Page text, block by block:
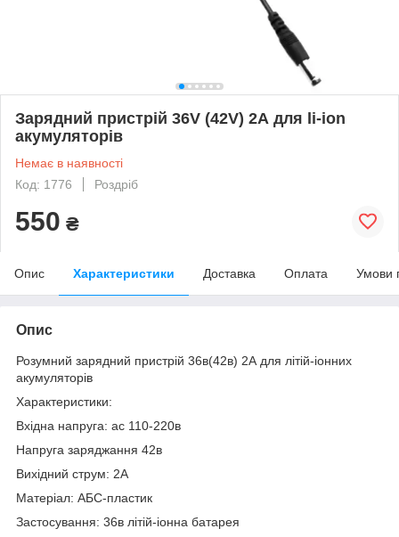
Зарядний пристрій 36V (42V) 2А для li-ion
акумуляторів
Немає в наявності
Код: 1776
Роздріб
550 ₴
Опис Характеристики Доставка Оплата Умови
Опис
Розумний зарядний пристрій 36в(42в) 2А для літій-іонних
акумуляторів
Характеристики:
Вхідна напруга: ac 110-220в
Напруга заряджання 42в
Вихідний струм: 2A
Матеріал: АБС-пластик
Застосування: 36в літій-іонна батарея